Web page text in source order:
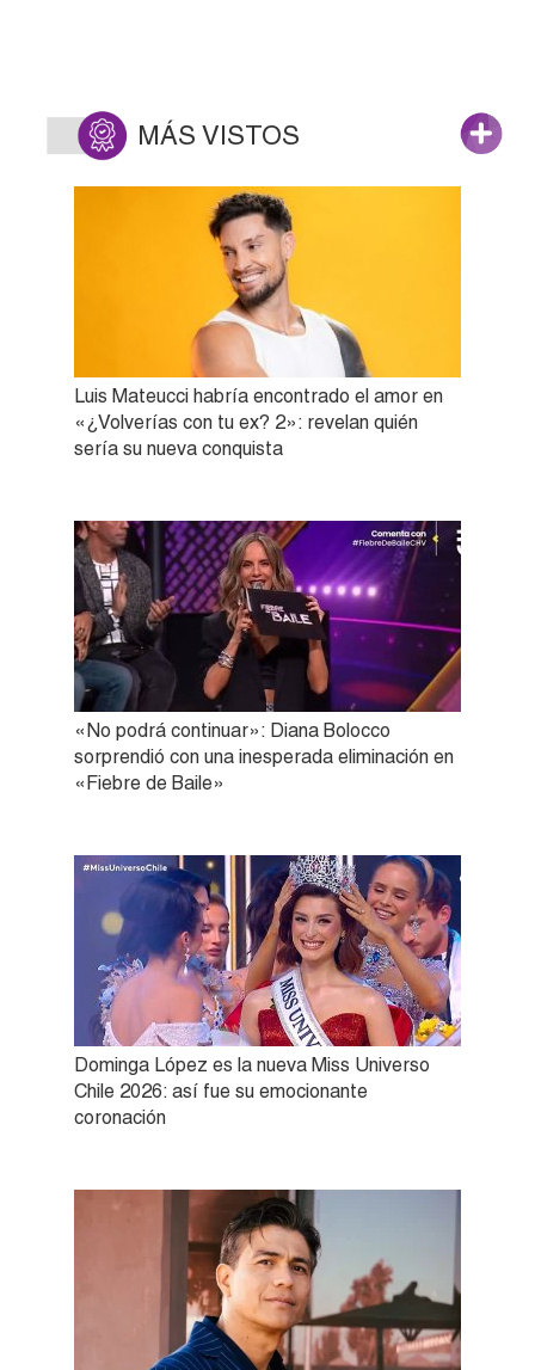
MÁS VISTOS
Luis Mateucci habría encontrado el amor en
«¿Volverías con tu ex? 2»: revelan quién
sería su nueva conquista
«No podrá continuar»: Diana Bolocco
sorprendió con una inesperada eliminación en
«Fiebre de Baile»
Dominga López es la nueva Miss Universo
Chile 2026: así fue su emocionante
coronación